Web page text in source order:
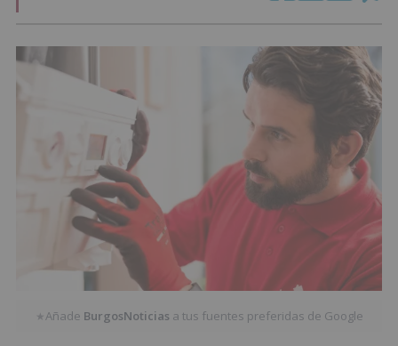
★Añade BurgosNoticias a tus fuentes preferidas de Google